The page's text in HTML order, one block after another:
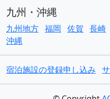
九州・沖縄
九州地方 福岡 佐賀 長崎
沖縄
宿泊施設の登録申し込み